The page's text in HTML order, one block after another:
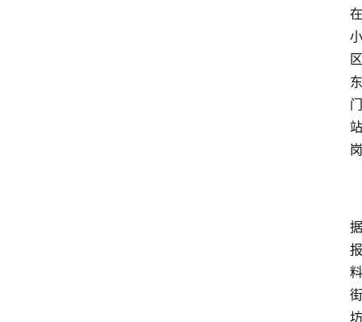
在
小
区
东
门
站
岗
据
报
料
街
坊